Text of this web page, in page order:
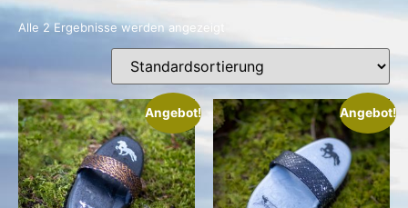
Alle 2 Ergebnisse werden angezeigt
Angebot! Angebot!